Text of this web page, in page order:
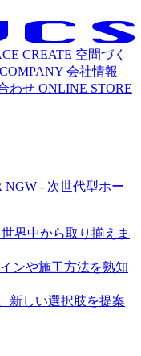
CREATE 空間づく
COMPANY 会社情報
わせ ONLINE STORE
NGW - 次世代型ホー
界中から取り揃えま
ンや施工方法を熟知
新しい選択肢を提案